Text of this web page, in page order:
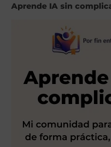
Aprende IA sin